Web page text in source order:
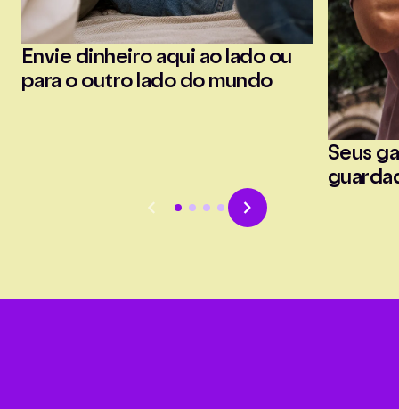
Envie dinheiro aqui ao lado ou
para o outro lado do mundo
Seus